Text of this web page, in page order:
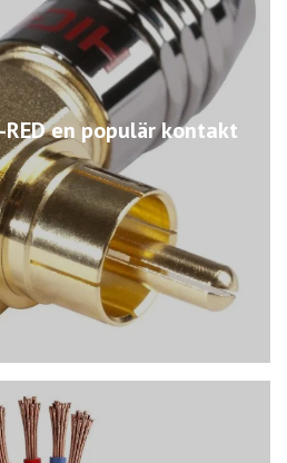
RED en populär kontakt